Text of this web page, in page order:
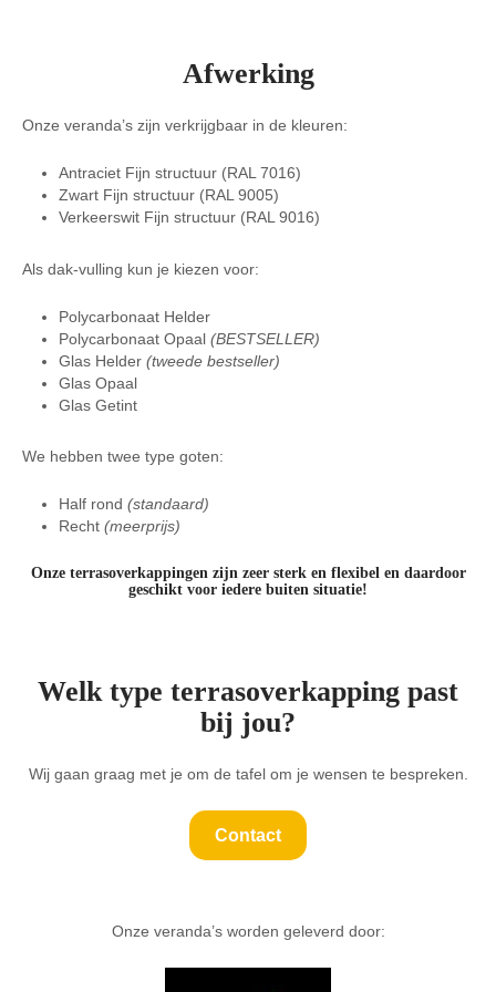
Afwerking
Onze veranda’s zijn verkrijgbaar in de kleuren:
Antraciet Fijn structuur (RAL 7016)
Zwart Fijn structuur (RAL 9005)
Verkeerswit Fijn structuur (RAL 9016)
Als dak-vulling kun je kiezen voor:
Polycarbonaat Helder
Polycarbonaat Opaal (BESTSELLER)
Glas Helder (tweede bestseller)
Glas Opaal
Glas Getint
We hebben twee type goten:
Half rond (standaard)
Recht (meerprijs)
Onze terrasoverkappingen zijn zeer sterk en flexibel en daardoor
geschikt voor iedere buiten situatie!
Welk type terrasoverkapping past
bij jou?
Wij gaan graag met je om de tafel om je wensen te bespreken.
Contact
Onze veranda’s worden geleverd door: